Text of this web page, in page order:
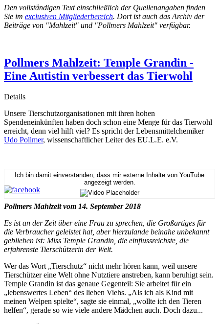
Den vollständigen Text einschließlich der Quellenangaben finden
Sie im exclusiven Mitgliederbereich. Dort ist auch das Archiv der
Beiträge von "Mahlzeit" und "Pollmers Mahlzeit" verfügbar.
Pollmers Mahlzeit: Temple Grandin -
Eine Autistin verbessert das Tierwohl
Details
Unsere Tierschutzorganisationen mit ihren hohen
Spendeneinkünften haben doch schon eine Menge für das Tierwohl
erreicht, denn viel hilft viel? Es spricht der Lebensmittelchemiker
Udo Pollmer, wissenschaftlicher Leiter des EU.L.E. e.V.
Ich bin damit einverstanden, dass mir externe Inhalte von YouTube
angezeigt werden.
Pollmers Mahlzeit vom 14. September 2018
Es ist an der Zeit über eine Frau zu sprechen, die Großartiges für
die Verbraucher geleistet hat, aber hierzulande beinahe unbekannt
geblieben ist: Miss Temple Grandin, die einflussreichste, die
erfahrenste Tierschützerin der Welt.
Wer das Wort „Tierschutz“ nicht mehr hören kann, weil unsere
Tierschützer eine Welt ohne Nutztiere anstreben, kann beruhigt sein.
Temple Grandin ist das genaue Gegenteil: Sie arbeitet für ein
„lebenswertes Leben“ des lieben Viehs. „Als ich als Kind mit
meinen Welpen spielte“, sagte sie einmal, „wollte ich den Tieren
helfen“, gerade so wie viele andere Mädchen auch. Doch dazu...